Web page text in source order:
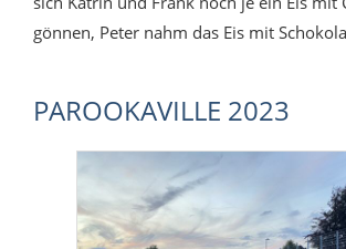
gönnen, Peter nahm das Eis mit
PAROOKAVILLE 2023